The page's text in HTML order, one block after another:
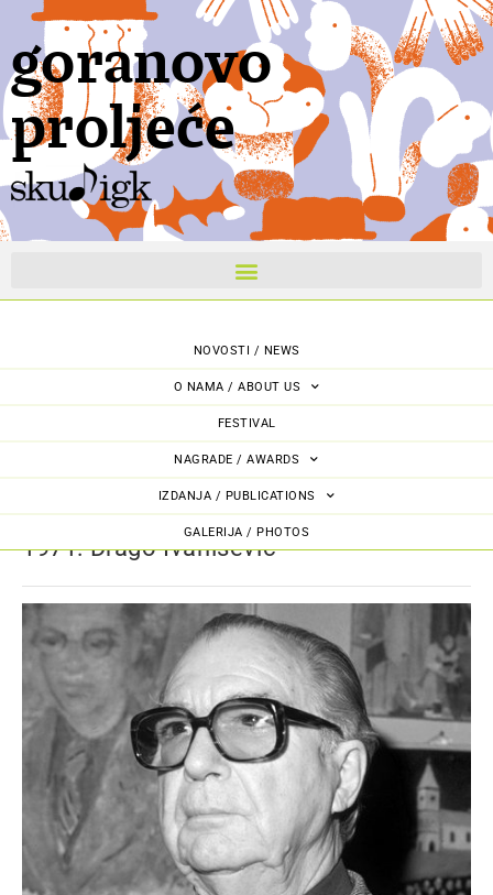
goranovo
proljeće
NOVOSTI / NEWS
O NAMA / ABOUT US
FESTIVAL
NAGRADE / AWARDS
IZDANJA / PUBLICATIONS
GALERIJA / PHOTOS
1971: Drago Ivanišević